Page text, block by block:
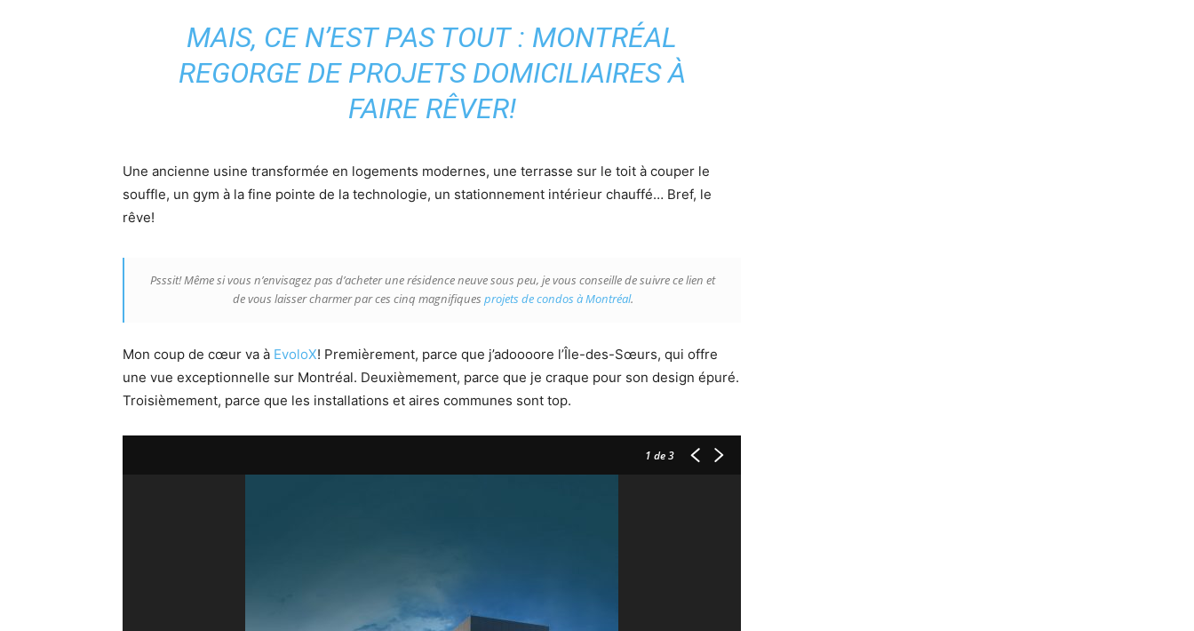
MAIS, CE N’EST PAS TOUT : MONTRÉAL
REGORGE DE PROJETS DOMICILIAIRES À
FAIRE RÊVER!
Une ancienne usine transformée en logements modernes, une terrasse sur le toit à couper le
souffle, un gym à la fine pointe de la technologie, un stationnement intérieur chauffé… Bref, le
rêve!
Psssit! Même si vous n’envisagez pas d’acheter une résidence neuve sous peu, je vous conseille de suivre ce lien et
de vous laisser charmer par ces cinq magnifiques projets de condos à Montréal.
Mon coup de cœur va à EvoloX! Premièrement, parce que j’adoooore l’Île-des-Sœurs, qui offre
une vue exceptionnelle sur Montréal. Deuxièmement, parce que je craque pour son design épuré.
Troisièmement, parce que les installations et aires communes sont top.
1 de 3